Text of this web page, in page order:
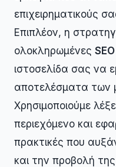
επιχειρηματικούς
Επιπλέον, η
ολοκληρωμένες
ιστοσελίδα σας να
αποτελέσματα των
Χρησιμοποιούμε
περιεχόμενο και
πρακτικές που
και την προβολή